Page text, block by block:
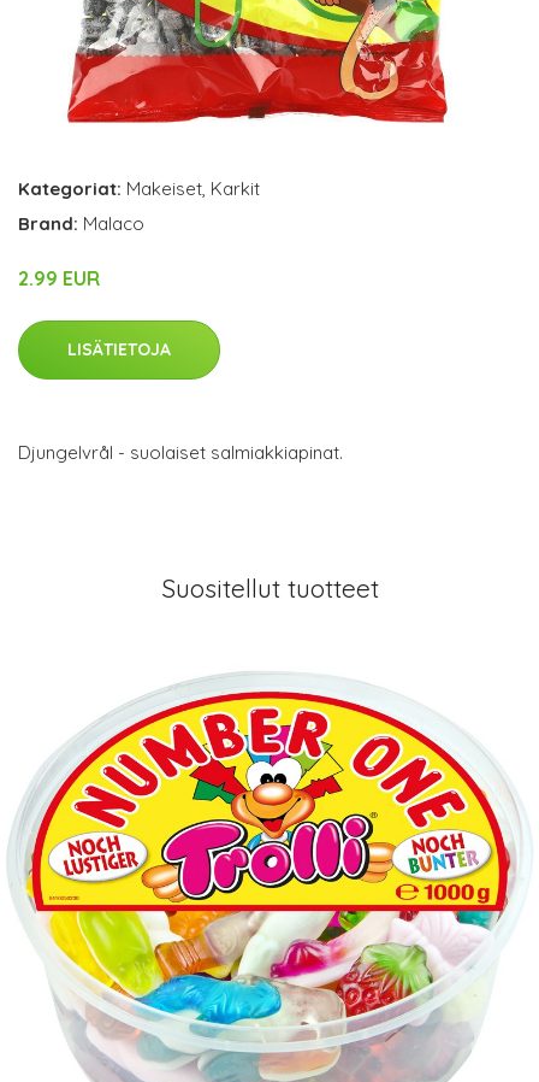
Kategoriat: Makeiset, Karkit
Brand: Malaco
2.99 EUR
LISÄTIETOJA
Djungelvrål - suolaiset salmiakkiapinat.
Suositellut tuotteet